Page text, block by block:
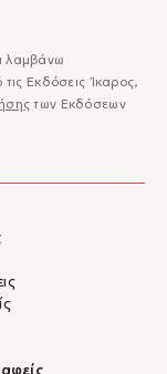
λαμβάνω
Εκδόσεις Ίκαρος,
των Εκδόσεων